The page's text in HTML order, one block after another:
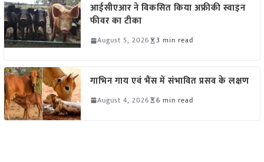
आईसीएआर ने विकसित किया अफ्रीकी स्वाइन
फीवर का टीका
August 5, 2026 3 min read
गाभिन गाय एवं भैंस में संभावित प्रसव के लक्षण
August 4, 2026 6 min read